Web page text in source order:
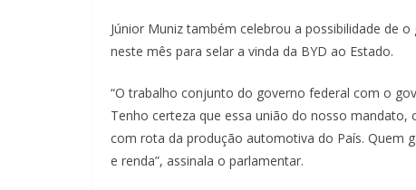
Júnior Muniz também celebrou a possibilidade de
neste mês para selar a vinda da BYD ao Estado.
“O trabalho conjunto do governo federal com o
Tenho certeza que essa união do nosso
com rota da produção automotiva do País. Quem
e renda”, assinala o parlamentar.